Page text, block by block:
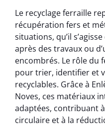
Le recyclage ferraille
récupération fers et
situations, qu’il
après des travaux ou
encombrés. Le rôle du
pour trier, identifier et
recyclables. Grâce à
Noves, ces matériaux
adaptées, contribuant
circulaire et à la